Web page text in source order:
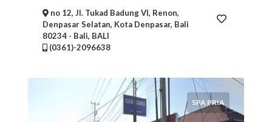
no 12, Jl. Tukad Badung VI, Renon,
Denpasar Selatan, Kota Denpasar, Bali
80234 - Bali, BALI
(0361)-2096638
SPA PRIA